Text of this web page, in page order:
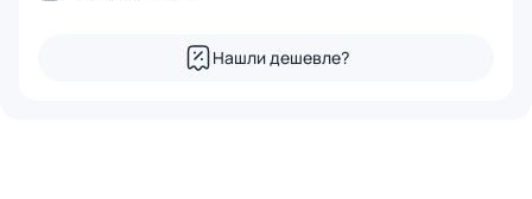
Нашли дешевле?